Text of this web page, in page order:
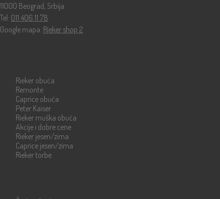
11000 Beograd, Srbija
Tel: 011 406 11 78
Google mapa: Rieker shop 2
Rieker obuća
Remonte
Caprice obuća
Peter Kaiser
Rieker muška obuća
Akcije i dobre cene
Rieker jesen/zima
Caprice jesen/zima
Rieker torbe